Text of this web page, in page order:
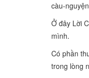
càu-
Ở đây Lời
mình.
Có phần
trong lòng